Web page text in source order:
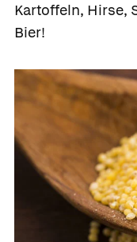
Kartoffeln, Hirse,
Bier!